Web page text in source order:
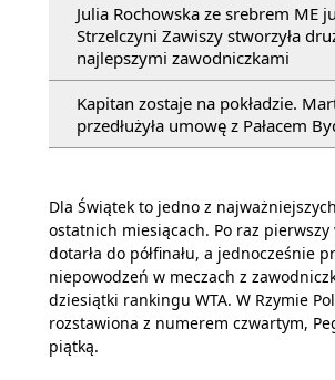
Julia Rochowska ze srebrem ME
Strzelczyni Zawiszy stworzyła
najlepszymi zawodniczkami
Kapitan zostaje na pokładzie.
przedłużyła umowę z Pałacem
Dla Świątek to jedno z
ostatnich miesiącach. Po raz
dotarła do półfinału, a jednocześnie
niepowodzeń w meczach z
dziesiątki rankingu WTA. W Rzymie
rozstawiona z numerem czwartym,
piątką.